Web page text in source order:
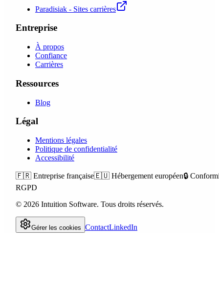
Paradisiak - Sites carrières
Entreprise
À propos
Confiance
Carrières
Ressources
Blog
Légal
Mentions légales
Politique de confidentialité
Accessibilité
🇫🇷 Entreprise française🇪🇺 Hébergement européen🔒
RGPD
© 2026 Intuition Software. Tous droits réservés.
Gérer les cookies ContactLinkedIn